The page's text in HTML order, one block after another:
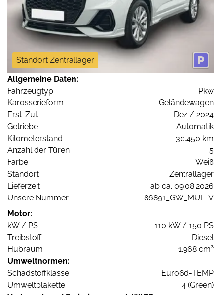
Standort Zentrallager
Allgemeine Daten:
Fahrzeugtyp
Pkw
Karosserieform
Geländewagen
Erst-Zul.
Dez / 2024
Getriebe
Automatik
Kilometerstand
30.450 km
Anzahl der Türen
5
Farbe
Weiß
Standort
Zentrallager
Lieferzeit
ab ca. 09.08.2026
Unsere Nummer
86891_GW_MUE-V
Motor:
kW / PS
110 kW / 150 PS
Treibstoff
Diesel
Hubraum
1.968 cm³
Umweltnormen:
Schadstoffklasse
Euro6d-TEMP
Umweltplakette
4 (Green)